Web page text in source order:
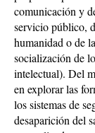
comunicación y
servicio público,
humanidad o de
socialización de
intelectual). Del
en explorar las
los sistemas de
desaparición del